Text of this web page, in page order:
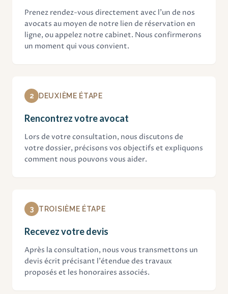
Prenez rendez-vous directement avec l'un de nos
avocats au moyen de notre lien de réservation en
ligne, ou appelez notre cabinet. Nous confirmerons
un moment qui vous convient.
2 DEUXIÈME ÉTAPE
Rencontrez votre avocat
Lors de votre consultation, nous discutons de
votre dossier, précisons vos objectifs et expliquons
comment nous pouvons vous aider.
3 TROISIÈME ÉTAPE
Recevez votre devis
Après la consultation, nous vous transmettons un
devis écrit précisant l'étendue des travaux
proposés et les honoraires associés.